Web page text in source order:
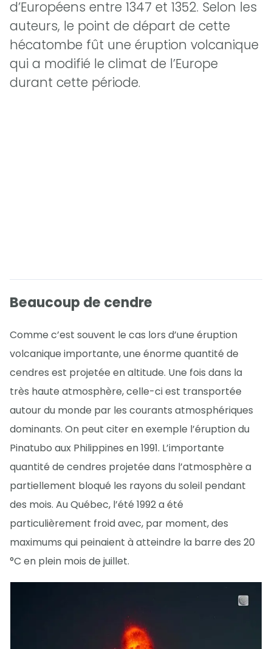
d’Européens entre 1347 et 1352. Selon les
auteurs, le point de départ de cette
hécatombe fût une éruption volcanique
qui a modifié le climat de l’Europe
durant cette période.
Beaucoup de cendre
Comme c’est souvent le cas lors d’une éruption
volcanique importante, une énorme quantité de
cendres est projetée en altitude. Une fois dans la
très haute atmosphère, celle-ci est transportée
autour du monde par les courants atmosphériques
dominants. On peut citer en exemple l’éruption du
Pinatubo aux Philippines en 1991. L’importante
quantité de cendres projetée dans l’atmosphère a
partiellement bloqué les rayons du soleil pendant
des mois. Au Québec, l’été 1992 a été
particulièrement froid avec, par moment, des
maximums qui peinaient à atteindre la barre des 20
°C en plein mois de juillet.